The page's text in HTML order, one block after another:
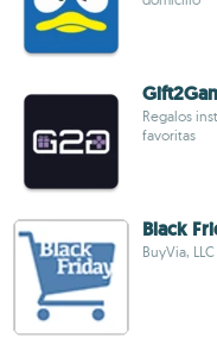
Regalos
favoritas
Black
BuyVia, LLC